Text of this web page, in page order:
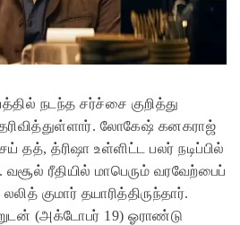
நடந்த சர்ச்சை குறித்து
லோகேஷ் கனகராஜ்
த்ரிஷா உள்ளிட்ட பலர் நடிப்பில்
ரீதியில் மாபெரும் வரவேற்பைப்
குமார் தயாரித்திருந்தார்.
(அக்டோபர் 19) ஓராண்டு